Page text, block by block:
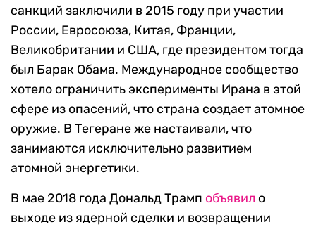
санкций заключили в 2015 году при участии
России, Евросоюза, Китая, Франции,
Великобритании и США, где президентом тогда
был Барак Обама. Международное сообщество
хотело ограничить эксперименты Ирана в этой
сфере из опасений, что страна создает атомное
оружие. В Тегеране же настаивали, что
занимаются исключительно развитием
атомной энергетики.
В мае 2018 года Дональд Трамп объявил о
выходе из ядерной сделки и возвращении